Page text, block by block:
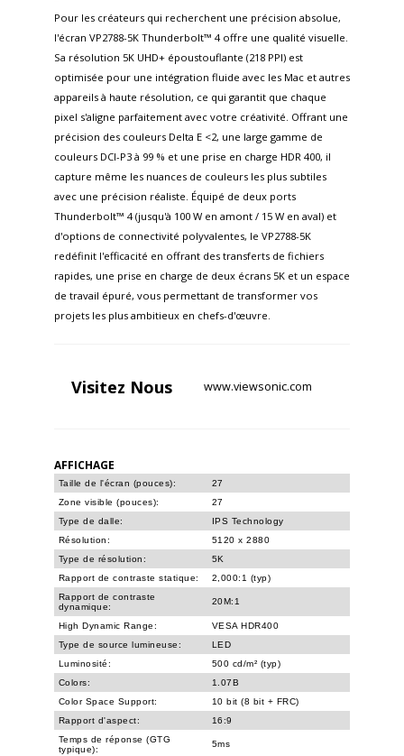
Pour les créateurs qui recherchent une précision absolue,
l'écran VP2788-5K Thunderbolt™ 4 offre une qualité visuelle.
Sa résolution 5K UHD+ époustouflante (218 PPI) est
optimisée pour une intégration fluide avec les Mac et autres
appareils à haute résolution, ce qui garantit que chaque
pixel s'aligne parfaitement avec votre créativité. Offrant une
précision des couleurs Delta E <2, une large gamme de
couleurs DCI-P3 à 99 % et une prise en charge HDR 400, il
capture même les nuances de couleurs les plus subtiles
avec une précision réaliste. Équipé de deux ports
Thunderbolt™ 4 (jusqu'à 100 W en amont / 15 W en aval) et
d'options de connectivité polyvalentes, le VP2788-5K
redéfinit l'efficacité en offrant des transferts de fichiers
rapides, une prise en charge de deux écrans 5K et un espace
de travail épuré, vous permettant de transformer vos
projets les plus ambitieux en chefs-d'œuvre.
Visitez Nous www.viewsonic.com
AFFICHAGE
Taille de l'écran (pouces):
27
Zone visible (pouces):
27
Type de dalle:
IPS Technology
Résolution:
5120 x 2880
Type de résolution:
5K
Rapport de contraste statique:
2,000:1 (typ)
Rapport de contraste
dynamique:
20M:1
High Dynamic Range:
VESA HDR400
Type de source lumineuse:
LED
Luminosité:
500 cd/m² (typ)
Colors:
1.07B
Color Space Support:
10 bit (8 bit + FRC)
Rapport d'aspect:
16:9
Temps de réponse (GTG
typique):
5ms